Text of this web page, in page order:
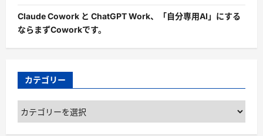
Claude Cowork と ChatGPT Work、「自分専用AI」にする
ならまずCoworkです。
カテゴリー
カ
テ
ゴ